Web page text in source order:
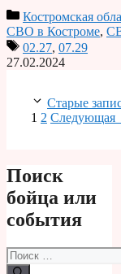
Костромская
СВО в Костроме,
02.27, 07.29
27.02.2024
Старые
Страница
1 Страница
2 Следующая
Поиск
бойца или
события
Поиск: